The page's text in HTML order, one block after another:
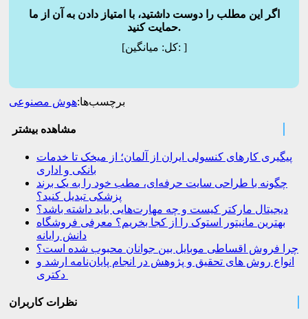
اگر این مطلب را دوست داشتید، با امتیاز دادن به آن از ما
حمایت کنید.
[کل:میانگین: ]
برچسب‌ها:هوش مصنوعی
مشاهده بیشتر
پیگیری کارهای کنسولی ایران از آلمان؛ از میخک تا خدمات
بانکی و اداری
چگونه با طراحی سایت حرفه‌ای، مطب خود را به یک برند
پزشکی تبدیل کنید؟
دیجیتال مارکتر کیست و چه مهارت‌هایی باید داشته باشد؟
بهترین مانیتور استوک را از کجا بخریم؟ معرفی فروشگاه
دانش رایانه
چرا فروش اقساطی موبایل بین جوانان محبوب شده است؟
انواع روش های تحقیق و پژوهش در انجام پایان‌نامه ارشد و
نظرات کاربران